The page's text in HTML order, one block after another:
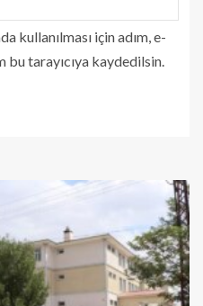
kullanılması için adım, e-
bu tarayıcıya kaydedilsin.